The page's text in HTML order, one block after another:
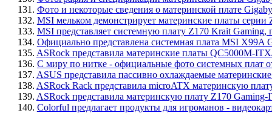
131. Фото и некоторые сведения о материнской плате
132. MSI мельком демонстрирует материнские платы
133. MSI представляет системную плату Z170 Krait Gaming,
134. Официально представлена системная плата MSI
135. ASRock представила материнские платы QC5000M-
136. С миру по нитке - официальные фото системных плат
137. ASUS представила пассивно охлаждаемые
138. ASRock Rack представила microATX материнскую
139. ASRock представила материнскую плату Z170
140. Colorful предлагает продукты для игроманов -